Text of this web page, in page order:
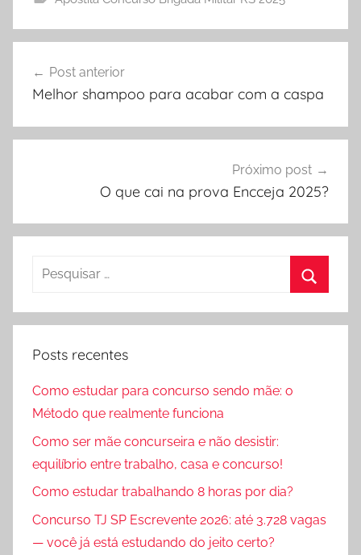
de
Post anterior
Melhor shampoo para acabar com a caspa
Próximo post
O que cai na prova Encceja 2025?
Pesquisar
Posts recentes
Como estudar para concurso sendo mãe: o
Método que realmente funciona
Como ser mãe concurseira e não desistir:
equilíbrio entre trabalho, casa e concurso!
Como estudar trabalhando 8 horas por dia?
Concurso TJ SP Escrevente 2026: até 3.728 vagas
— você já está estudando do jeito certo?